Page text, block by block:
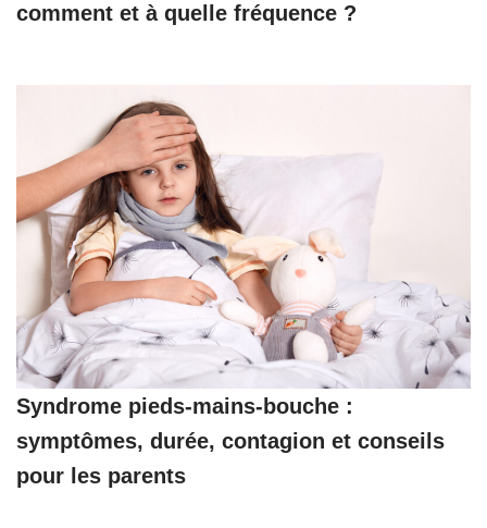
comment et à quelle fréquence ?
Syndrome pieds-mains-bouche :
symptômes, durée, contagion et conseils
pour les parents